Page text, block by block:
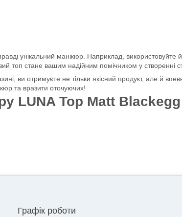
унікальний манікюр. Наприклад, використовуйте
топ стане вашим надійним помічником у створенні
ви отримуєте не тільки якісний продукт, але й
та вразити оточуючих!
LUNA Top Matt
Графік роботи